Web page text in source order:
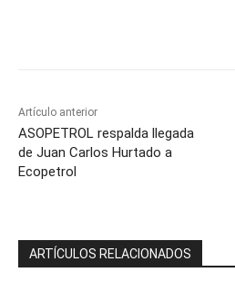
Artículo anterior
ASOPETROL respalda llegada
de Juan Carlos Hurtado a
Ecopetrol
ARTÍCULOS RELACIONADOS